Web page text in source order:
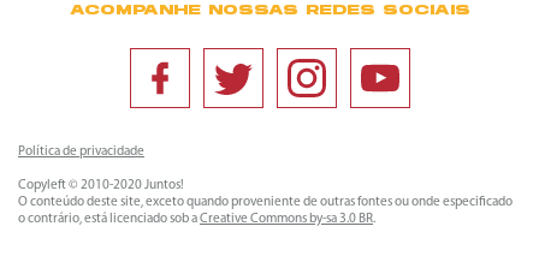
ACOMPANHE NOSSAS REDES SOCIAIS
Política de privacidade
Copyleft © 2010-2020 Juntos!
O conteúdo deste site, exceto quando proveniente de outras fontes ou onde especificado
o contrário, está licenciado sob aCreative Commons by-sa 3.0 BR.